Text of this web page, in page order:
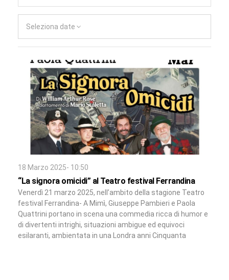
Seleziona date
18 Marzo 2025- 10:50
“La signora omicidi” al Teatro festival Ferrandina
Venerdì 21 marzo 2025, nell’ambito della stagione Teatro
festival Ferrandina- A Mimì, Giuseppe Pambieri e Paola
Quattrini portano in scena una commedia ricca di humor e
di divertenti intrighi, situazioni ambigue ed equivoci
esilaranti, ambientata in una Londra anni Cinquanta